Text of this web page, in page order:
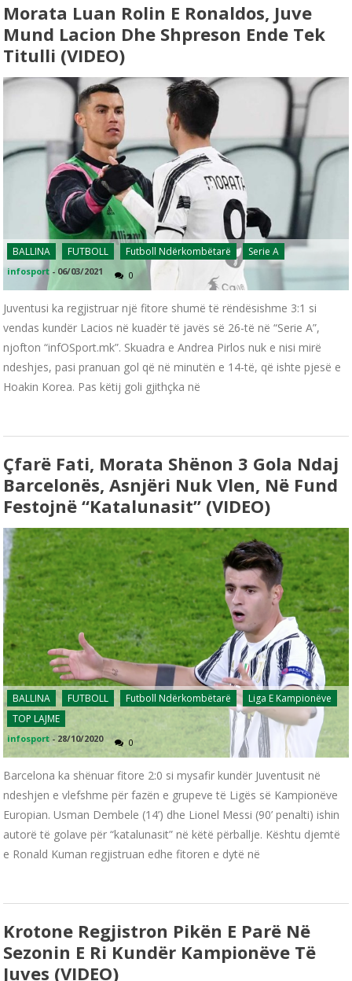
Morata Luan Rolin E Ronaldos, Juve
Mund Lacion Dhe Shpreson Ende Tek
Titulli (VIDEO)
BALLINA FUTBOLL Futboll Ndërkombëtarë Serie A
infosport - 06/03/2021 0
Juventusi ka regjistruar një fitore shumë të rëndësishme 3:1 si
vendas kundër Lacios në kuadër të javës së 26-të në “Serie A”,
njofton “infOSport.mk”. Skuadra e Andrea Pirlos nuk e nisi mirë
ndeshjes, pasi pranuan gol që në minutën e 14-të, që ishte pjesë e
Hoakin Korea. Pas këtij goli gjithçka në
Çfarë Fati, Morata Shënon 3 Gola Ndaj
Barcelonës, Asnjëri Nuk Vlen, Në Fund
Festojnë “katalunasit” (VIDEO)
BALLINA FUTBOLL Futboll Ndërkombëtarë
Liga E Kampionëve
TOP LAJME
infosport - 28/10/2020 0
Barcelona ka shënuar fitore 2:0 si mysafir kundër Juventusit në
ndeshjen e vlefshme për fazën e grupeve të Ligës së Kampionëve
Europian. Usman Dembele (14’) dhe Lionel Messi (90’ penalti) ishin
autorë të golave për “katalunasit” në këtë përballje. Kështu djemtë
e Ronald Kuman regjistruan edhe fitoren e dytë në
Krotone Regjistron Pikën E Parë Në
Sezonin E Ri Kundër Kampionëve Të
Juves (VIDEO)